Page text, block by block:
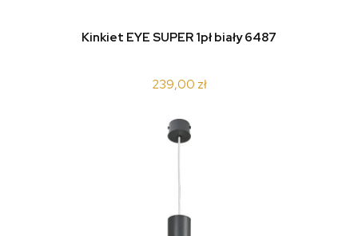
Kinkiet EYE SUPER 1pł biały 6487
239,00 zł